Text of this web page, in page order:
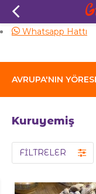
AVRUPA'NIN YÖRESEL
Whatsapp Hattı
Kuruyemiş
FİLTRELER